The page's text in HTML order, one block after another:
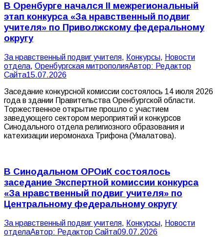
В Оренбурге начался II межрегиональный
этап конкурса «За нравственный подвиг
учителя» по Приволжскому федеральному
округу
За нравственный подвиг учителя, Конкурсы, Новости
отдела, Оренбургская митрополияАвтор: Редактор
Сайта15.07.2026
Заседание конкурсной комиссии состоялось 14 июля 2026
года в здании Правительства Оренбургской области.
Торжественное открытие прошло с участием
заведующего сектором мероприятий и конкурсов
Синодального отдела религиозного образования и
катехизации иеромонаха Трифона (Умалатова).
В Синодальном ОРОиК состоялось
заседание Экспертной комиссии конкурса
«За нравственный подвиг учителя» по
Центральному федеральному округу
За нравственный подвиг учителя, Конкурсы, Новости
отделаАвтор: Редактор Сайта09.07.2026